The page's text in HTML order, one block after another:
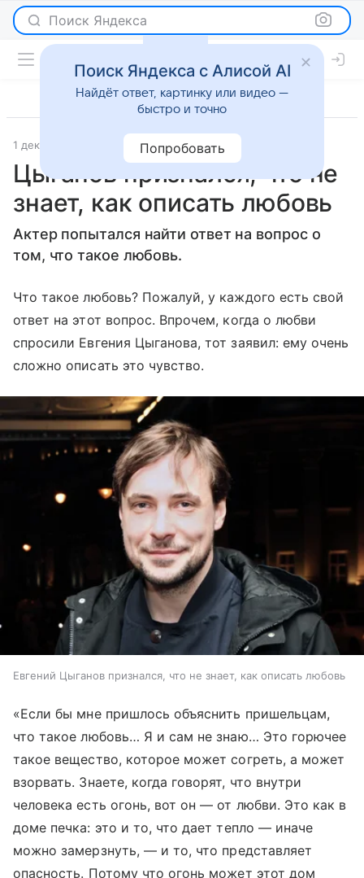
Поиск Яндекса
1 декабря 2015 Светская жизнь
Цыганов признался, что не
знает, как описать любовь
Актер попытался найти ответ на вопрос о
том, что такое любовь.
Что такое любовь? Пожалуй, у каждого есть свой
ответ на этот вопрос. Впрочем, когда о любви
спросили Евгения Цыганова, тот заявил: ему очень
сложно описать это чувство.
Евгений Цыганов признался, что не знает, как описать любовь
«Если бы мне пришлось объяснить пришельцам,
что такое любовь… Я и сам не знаю… Это горючее
такое вещество, которое может согреть, а может
взорвать. Знаете, когда говорят, что внутри
человека есть огонь, вот он — от любви. Это как в
доме печка: это и то, что дает тепло — иначе
можно замерзнуть, — и то, что представляет
опасность. Потому что огонь может этот дом
Поиск Яндекса с Алисой AI
Найдёт ответ, картинку или видео —
быстро и точно
Попробовать